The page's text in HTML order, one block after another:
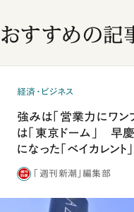
おすすめの記
経済・ビジネス
強みは「営業力にワン
は「東京ドーム」 早
になった「ベイカレント
「週刊新潮」編集部